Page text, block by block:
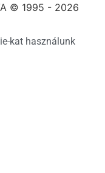
© 1995 - 2026
kat használunk